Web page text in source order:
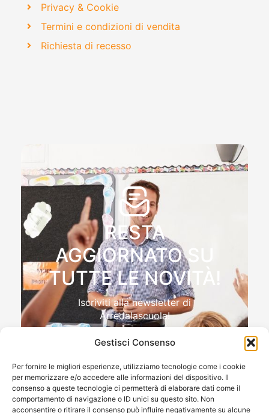
Gestisci Consenso
Per fornire le migliori esperienze, utilizziamo tecnologie come i cookie
per memorizzare e/o accedere alle informazioni del dispositivo. Il
consenso a queste tecnologie ci permetterà di elaborare dati come il
comportamento di navigazione o ID unici su questo sito. Non
acconsentire o ritirare il consenso può influire negativamente su alcune
Privacy & Cookie
Termini e condizioni di vendita
Richiesta di recesso
RESTA
AGGIORNATO SU
TUTTE LE NOVITÀ!
Iscriviti alla newsletter di
Arredalascuola!
Autorizzo il trattamento dei miei dati personali , ai sensi
e per gli effetti del Reg.to UE 2016/679 (GDPR)